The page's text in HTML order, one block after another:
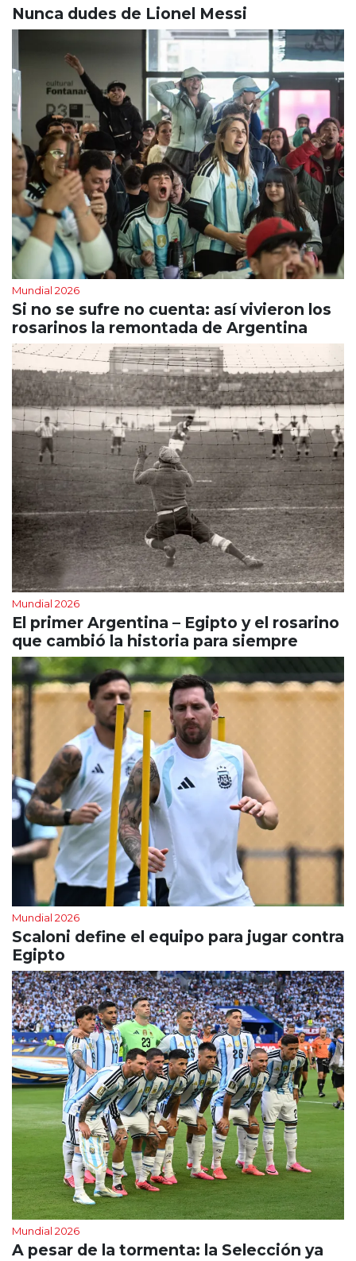
Nunca dudes de Lionel Messi
Mundial 2026
Si no se sufre no cuenta: así vivieron los
rosarinos la remontada de Argentina
Mundial 2026
El primer Argentina – Egipto y el rosarino
que cambió la historia para siempre
Mundial 2026
Scaloni define el equipo para jugar contra
Egipto
Mundial 2026
A pesar de la tormenta: la Selección ya